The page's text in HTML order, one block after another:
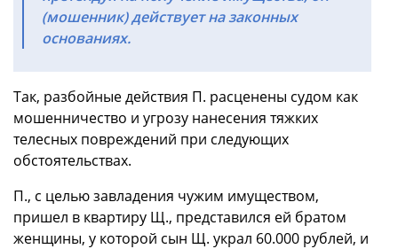
(мошенник) действует на законных
основаниях.
Так, разбойные действия П. расценены судом как
мошенничество и угрозу нанесения тяжких
телесных повреждений при следующих
обстоятельствах.
П., с целью завладения чужим имуществом,
пришел в квартиру Щ., представился ей братом
женщины, у которой сын Щ. украл 60.000 рублей, и